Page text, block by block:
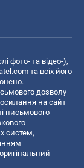
фото- та відео-),
та всіх його
дозволу
на сайт
письмового
систем,